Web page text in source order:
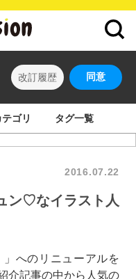
改訂履歴 同意
テゴリ タグ一覧
2016.07.22
ン♡なイラスト人
」へのリニューアルを
介記事の中から人気の